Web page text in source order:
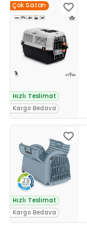
Çok Satan
Hızlı Teslimat
Kargo Bedava
Hızlı Teslimat
Kargo Bedava